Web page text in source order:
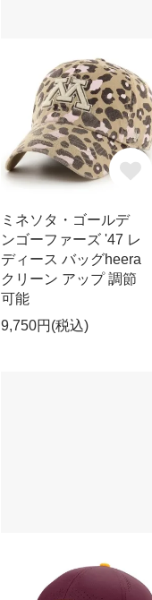
ミネソタ・ゴールデ
ンゴーファーズ '47 レ
ディース バッグheera
クリーン アップ 調節
可能
9,750円(税込)